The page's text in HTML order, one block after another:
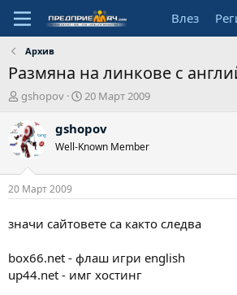
Влез
Архив
Размяна на линкове с
А
т
о
р
gshopov
Н
ч
а
л
д
т
20 Март 2009
gshopov
Well-Known Member
20 Март 2009
значи сайтовете са както следва
box66.net - флаш игри english
up44.net - имг хостинг